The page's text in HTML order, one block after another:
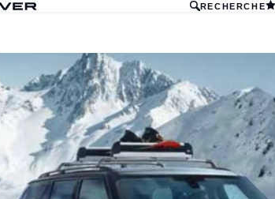
RECHERCHE